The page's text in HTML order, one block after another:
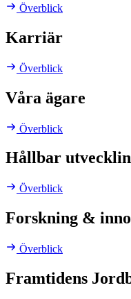
Överblick
Karriär
Överblick
Våra ägare
Överblick
Hållbar
Överblick
Forskning &
Överblick
Framtidens